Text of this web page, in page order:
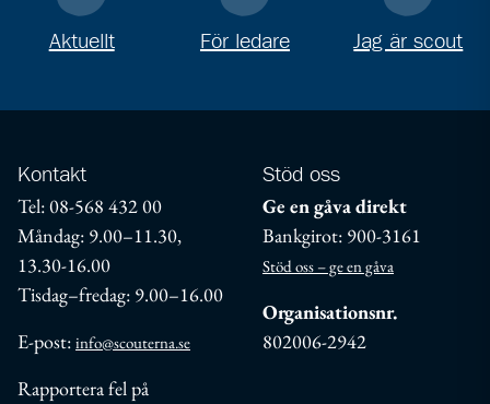
Aktuellt För ledare Jag är scout
Kontakt
Tel: 08-568 432 00
Måndag: 9.00–11.30,
13.30-16.00
Tisdag–fredag: 9.00–16.00
E-post: info@scouterna.se
Rapportera fel på
Stöd oss
Ge en gåva direkt
Bankgirot: 900-3161
Stöd oss – ge en gåva
Organisationsnr.
802006-2942